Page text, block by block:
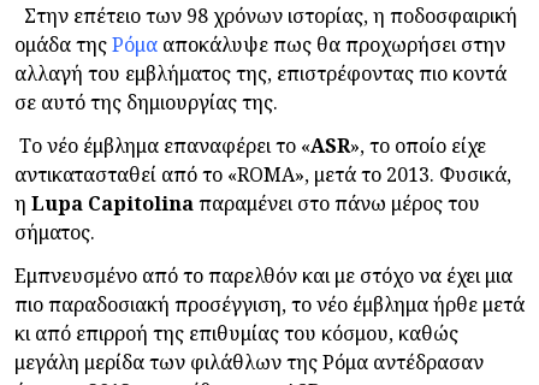
Στην επέτειο των 98 χρόνων ιστορίας, η ποδοσφαιρική
ομάδα τηςΡόμα αποκάλυψε πως θα προχωρήσει στην
αλλαγή του εμβλήματος της, επιστρέφοντας πιο κοντά
σε αυτό της δημιουργίας της.
Το νέο έμβλημα επαναφέρει το «ASR», το οποίο είχε
αντικατασταθεί από το «ROMA», μετά το 2013. Φυσικά,
η Lupa Capitolinaπαραμένει στο πάνω μέρος του
σήματος.
Εμπνευσμένο από το παρελθόν και με στόχο να έχει μια
πιο παραδοσιακή προσέγγιση, το νέο έμβλημα ήρθε μετά
κι από επιρροή της επιθυμίας του κόσμου, καθώς
μεγάλη μερίδα των φιλάθλων της Ρόμα αντέδρασαν